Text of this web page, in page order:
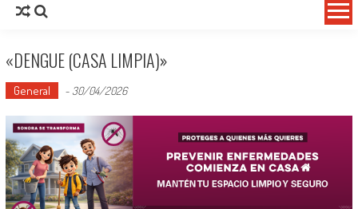
«DENGUE (CASA LIMPIA)»
General - 30/04/2026